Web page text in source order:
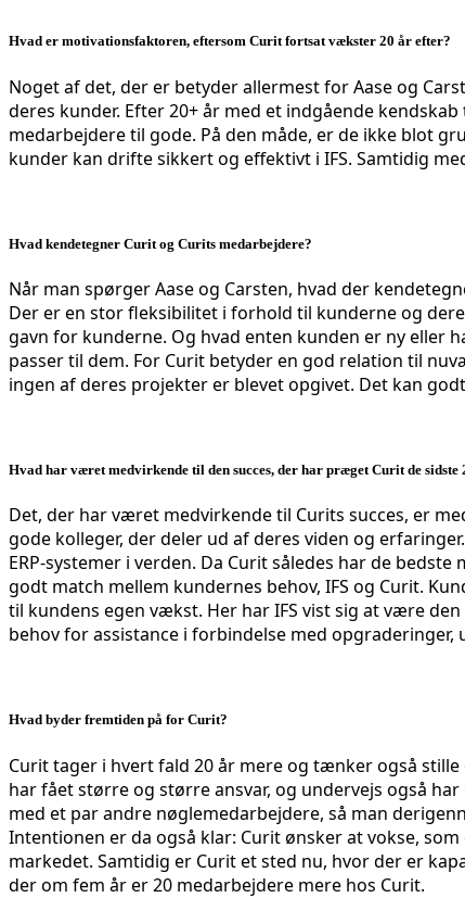
Hvad er motivationsfaktoren, eftersom Curit fortsat vækster 20 år efter?
Noget af det, der er betyder allermest for Aase og
deres kunder. Efter 20+ år med et indgående
medarbejdere til gode. På den måde, er de ikke blot
kunder kan drifte sikkert og effektivt i IFS. Samtidig
Hvad kendetegner Curit og Curits medarbejdere?
Når man spørger Aase og Carsten, hvad der
Der er en stor fleksibilitet i forhold til kunderne og
gavn for kunderne. Og hvad enten kunden er ny
passer til dem. For Curit betyder en god relation til
ingen af deres projekter er blevet opgivet. Det kan
Hvad har været medvirkende til den succes, der har præget Curit de sidste
Det, der har været medvirkende til Curits succes, er
gode kolleger, der deler ud af deres viden og
ERP-systemer i verden. Da Curit således har de
godt match mellem kundernes behov, IFS og Curit.
til kundens egen vækst. Her har IFS vist sig at være
behov for assistance i forbindelse med
Hvad byder fremtiden på for Curit?
Curit tager i hvert fald 20 år mere og tænker også
har fået større og større ansvar, og undervejs også
med et par andre nøglemedarbejdere, så man
Intentionen er da også klar: Curit ønsker at vokse,
markedet. Samtidig er Curit et sted nu, hvor der er
der om fem år er 20 medarbejdere mere hos Curit.